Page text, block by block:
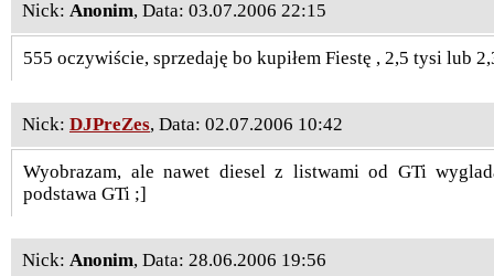
Nick: Anonim, Data: 03.07.2006 22:15
555 oczywiście, sprzedaję bo kupiłem Fiestę , 2,5 tysi lub
Nick: DJPreZes, Data: 02.07.2006 10:42
Wyobrazam, ale nawet diesel z listwami od GTi
podstawa GTi ;]
Nick: Anonim, Data: 28.06.2006 19:56